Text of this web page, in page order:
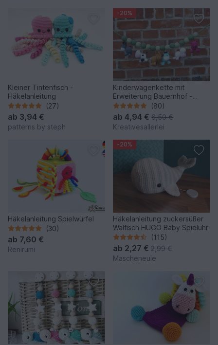
Kleiner Tintenfisch -
Häkelanleitung
(27)
ab 3,94 €
patterns by steph
-20%
Kinderwagenkette mit
Erweiterung Bauernhof -
Häkelanleitung/PDF
(80)
ab 4,94 € 6,50 €
Kreativesallerlei
Häkelanleitung Spielwürfel
(30)
ab 7,60 €
Renirumi
-20%
Häkelanleitung zuckersüßer
Walfisch HUGO Baby Spieluhr
(115)
ab 2,27 € 2,99 €
Mascheneule